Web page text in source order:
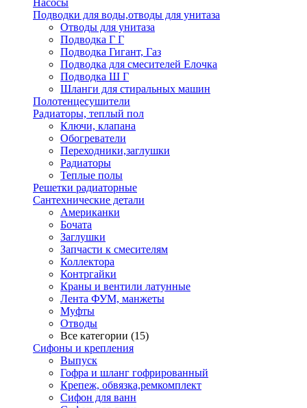
Насосы
Подводки для воды,отводы для унитаза
Отводы для унитаза
Подводка Г Г
Подводка Гигант, Газ
Подводка для смесителей Елочка
Подводка Ш Г
Шланги для стиральных машин
Полотенцесушители
Радиаторы, теплый пол
Ключи, клапана
Обогреватели
Переходники,заглушки
Радиаторы
Теплые полы
Решетки радиаторные
Сантехнические детали
Американки
Бочата
Заглушки
Запчасти к смесителям
Коллектора
Контргайки
Краны и вентили латунные
Лента ФУМ, манжеты
Муфты
Отводы
Все категории (15)
Сифоны и крепления
Выпуск
Гофра и шланг гофрированный
Крепеж, обвязка,ремкомплект
Сифон для ванн